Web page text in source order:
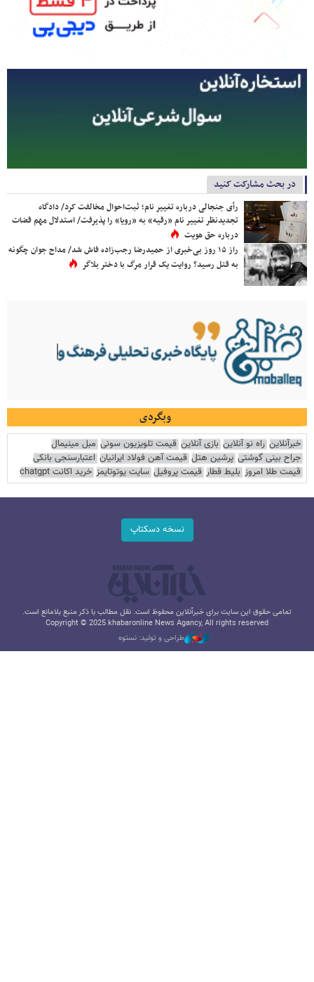
در بحث مشارکت کنید
رأی جنجالی درباره تغییر نام؛ ثبت‌احوال مخالفت کرد/ دادگاه
تجدیدنظر تغییر نام «رقیه» به «رویا» را پذیرفت/ استدلال مهم قضات
درباره حق هویت
راز ۱۵ روز بی‌خبری از حمیدرضا رجب‌زاده فاش شد/ مداح جوان چگونه
به قتل رسید؟ روایت یک قرار مرگ با دختر بلاگر
وبگردی
خبرآنلاین راه نو آنلاین بازی آنلاین قیمت تلویزیون سونی مبل مینیمال
جراح بینی گوشتی پرشین هتل قیمت آهن فولاد ایرانیان اعتبارسنجی بانکی
قیمت طلا امروز بلیط قطار قیمت پروفیل سایت یوتوتایمز خرید اکانت chatgpt
نسخه دسکتاپ
تمامی حقوق این سایت برای خبرآنلاین محفوظ است. نقل مطالب با ذکر منبع بلامانع است.
Copyright © 2025 khabaronline News Agancy, All rights reserved
طراحی و تولید: نستوه